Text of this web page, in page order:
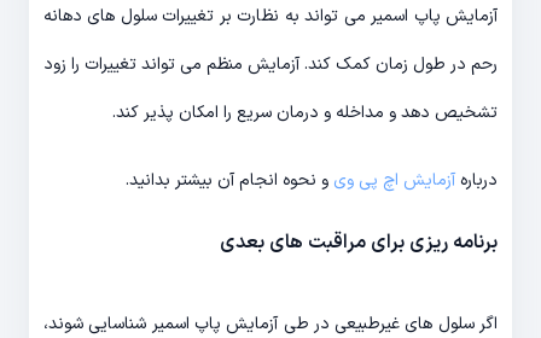
آزمایش پاپ اسمیر می تواند به نظارت بر تغییرات سلول های دهانه
رحم در طول زمان کمک کند. آزمایش منظم می تواند تغییرات را زود
تشخیص دهد و مداخله و درمان سریع را امکان پذیر کند.
درباره آزمایش اچ پی وی و نحوه انجام آن بیشتر بدانید.
برنامه ریزی برای مراقبت های بعدی
اگر سلول های غیرطبیعی در طی آزمایش پاپ اسمیر شناسایی شوند،